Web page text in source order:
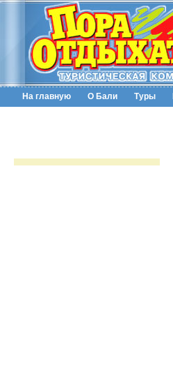
На главную О Бали Туры